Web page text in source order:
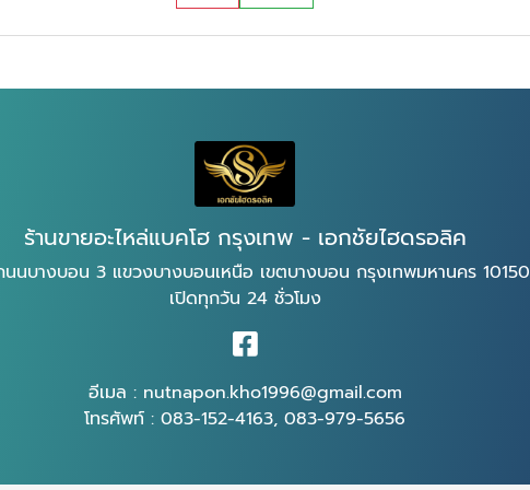
ร้านขายอะไหล่แบคโฮ กรุงเทพ - เอกชัยไฮดรอลิค
นนบางบอน 3 แขวงบางบอนเหนือ เขตบางบอน กรุงเทพมหานคร 10150
เปิดทุกวัน 24 ชั่วโมง
อีเมล : nutnapon.kho1996@gmail.com
โทรศัพท์ : 083-152-4163, 083-979-5656